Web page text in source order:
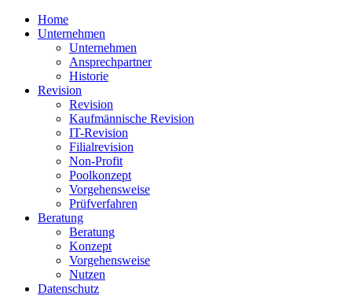
Home
Unternehmen
Unternehmen
Ansprechpartner
Historie
Revision
Revision
Kaufmännische Revision
IT-Revision
Filialrevision
Non-Profit
Poolkonzept
Vorgehensweise
Prüfverfahren
Beratung
Beratung
Konzept
Vorgehensweise
Nutzen
Datenschutz